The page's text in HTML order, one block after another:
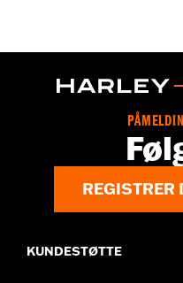
Dimension Description:
REGISTRER
KUNDESTØTTE